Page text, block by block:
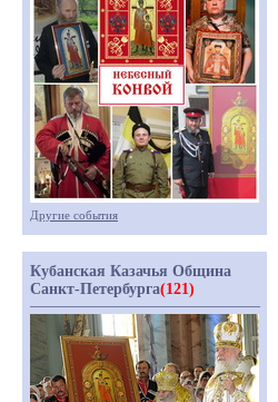
Другие события
Кубанская Казачья Община
Санкт-Петербурга(121)